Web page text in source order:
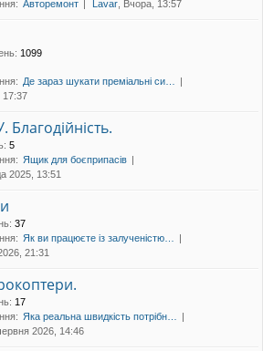
Авторемонт Lavar , Вчора, 13:57
: 1099
Де зараз шукати преміальні си…
17:37
: 5
Ящик для боєприпасів
2025, 13:51
: 37
Як ви працюєте із залученістю…
21:31
: 17
Яка реальна швидкість потрібн…
2026, 14:46